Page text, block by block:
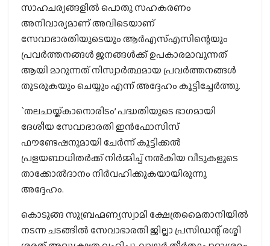
സാഹചര്യങ്ങളിൽ പൊതു സഹകരണം
അനിവാര്യമാണ് അവിടെയാണ്
സേവാഭാരതിയുടെയും ആർഎസ്എസിന്റെയും
പ്രവർത്തനങ്ങൾ ജനങ്ങൾക്ക് ഉപകാരമാവുന്നത്
ആയി മാറുന്നത് നിസ്വാർത്ഥമായ പ്രവർത്തനങ്ങൾ
തുടരുകയും ചെയ്യും എന്ന് അദ്ദേഹം കൂട്ടിച്ചേർത്തു.
`തലചായ്ക്കാനൊരിടം’ പദ്ധതിയുടെ ഭാഗമായി
ദേശീയ സേവാഭാരതി ഇൻഫോസിസ്
ഫൗണ്ടേഷനുമായി ചേർന്ന് കൂട്ടിക്കൽ
പ്രളയബാധിതർക്ക് നിർമ്മിച്ച് നൽകിയ വീടുകളുടെ
താക്കോൽദാനം നിർവഹിക്കുകയായിരുന്നു
അദ്ദേഹം.
കൊടുങ്ങ സുബ്രഹ്മണ്യസ്വാമി ക്ഷേത്രമൈതാനിയിൽ
നടന്ന ചടങ്ങിൽ സേവാഭാരതി ജില്ലാ പ്രസിഡന്റ് രശ്മി